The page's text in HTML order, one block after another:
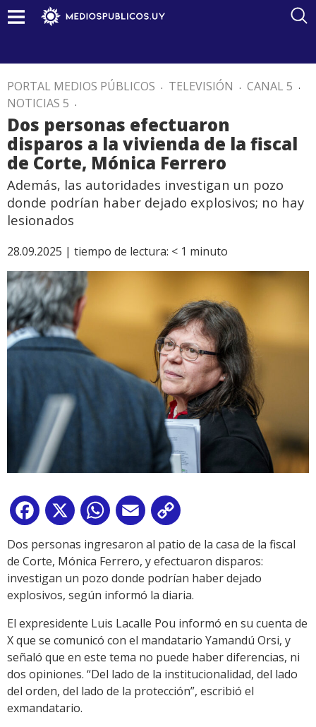
PORTAL MEDIOS PÚBLICOS . TELEVISIÓN . CANAL 5 .
NOTICIAS 5 .
Dos personas efectuaron
disparos a la vivienda de la fiscal
de Corte, Mónica Ferrero
Además, las autoridades investigan un pozo
donde podrían haber dejado explosivos; no hay
lesionados
28.09.2025 | tiempo de lectura: < 1 minuto
Facebook
X WhatsApp
Email
Link
Dos personas ingresaron al patio de la casa de la fiscal
de Corte, Mónica Ferrero, y efectuaron disparos:
investigan un pozo donde podrían haber dejado
explosivos, según informó la diaria.
El expresidente Luis Lacalle Pou informó en su cuenta de
X que se comunicó con el mandatario Yamandú Orsi, y
señaló que en este tema no puede haber diferencias, ni
dos opiniones. “Del lado de la institucionalidad, del lado
del orden, del lado de la protección”, escribió el
exmandatario.